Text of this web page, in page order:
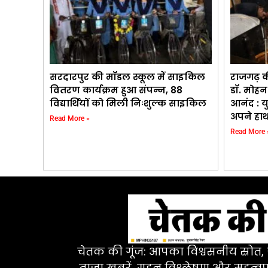
सरदारपुर की मॉडल स्कूल में साइकिल
वितरण कार्यक्रम हुआ संपन्न, 88
विद्यार्थियों को मिली निःशुल्क साइकिल
Read More »
राजगढ़
डॉ.
आनंद :
अपने
Read More
चेतक की गूंज: आपका विश्वसनीय स्रोत,